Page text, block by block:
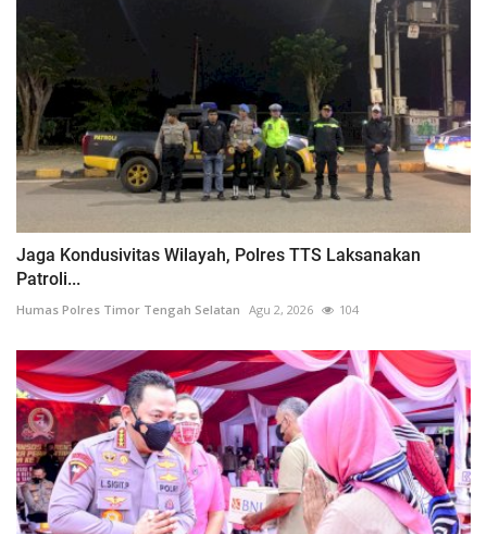
Jaga Kondusivitas Wilayah, Polres TTS Laksanakan
Patroli...
Humas Polres Timor Tengah Selatan Agu 2, 2026 104